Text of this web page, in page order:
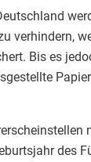
verhindern,
Bis es
des